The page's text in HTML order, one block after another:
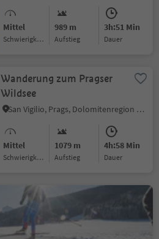
Mittel
Schwierigkeitsgrad
989 m
Aufstieg
3h:51 Min
Dauer
Wanderung zum Pragser
Wildsee
San Vigilio, Prags, Dolomitenregion 3 Zinnen
Mittel
Schwierigkeitsgrad
1079 m
Aufstieg
4h:58 Min
Dauer
04 Gsiesertal Loipe –
Anbindung 3 Zinnen
Dolomites